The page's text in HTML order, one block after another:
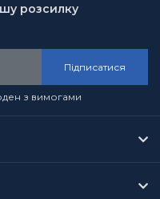
розсилку
Підписатися
з вимогами